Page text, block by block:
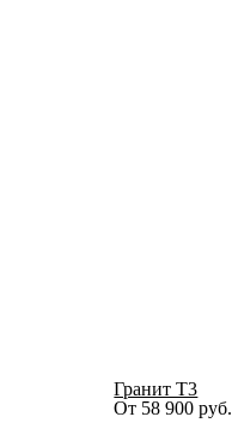
Гранит Т3
От 58 900руб.